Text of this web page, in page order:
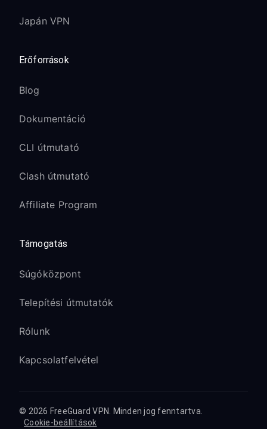
Japán VPN
Erőforrások
Blog
Dokumentáció
CLI útmutató
Clash útmutató
Affiliate Program
Támogatás
Súgóközpont
Telepítési útmutatók
Rólunk
Kapcsolatfelvétel
© 2026 FreeGuard VPN. Minden jog fenntartva.
Cookie-beállítások